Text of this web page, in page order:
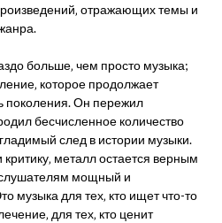
отражающих темы и
больше‚ чем просто музыка;
которое продолжает
поколения. Он пережил
бесчисленное количество
след в истории музыки.
металл остается верным
мощный и
музыка для тех‚ кто ищет что-то
для тех‚ кто ценит